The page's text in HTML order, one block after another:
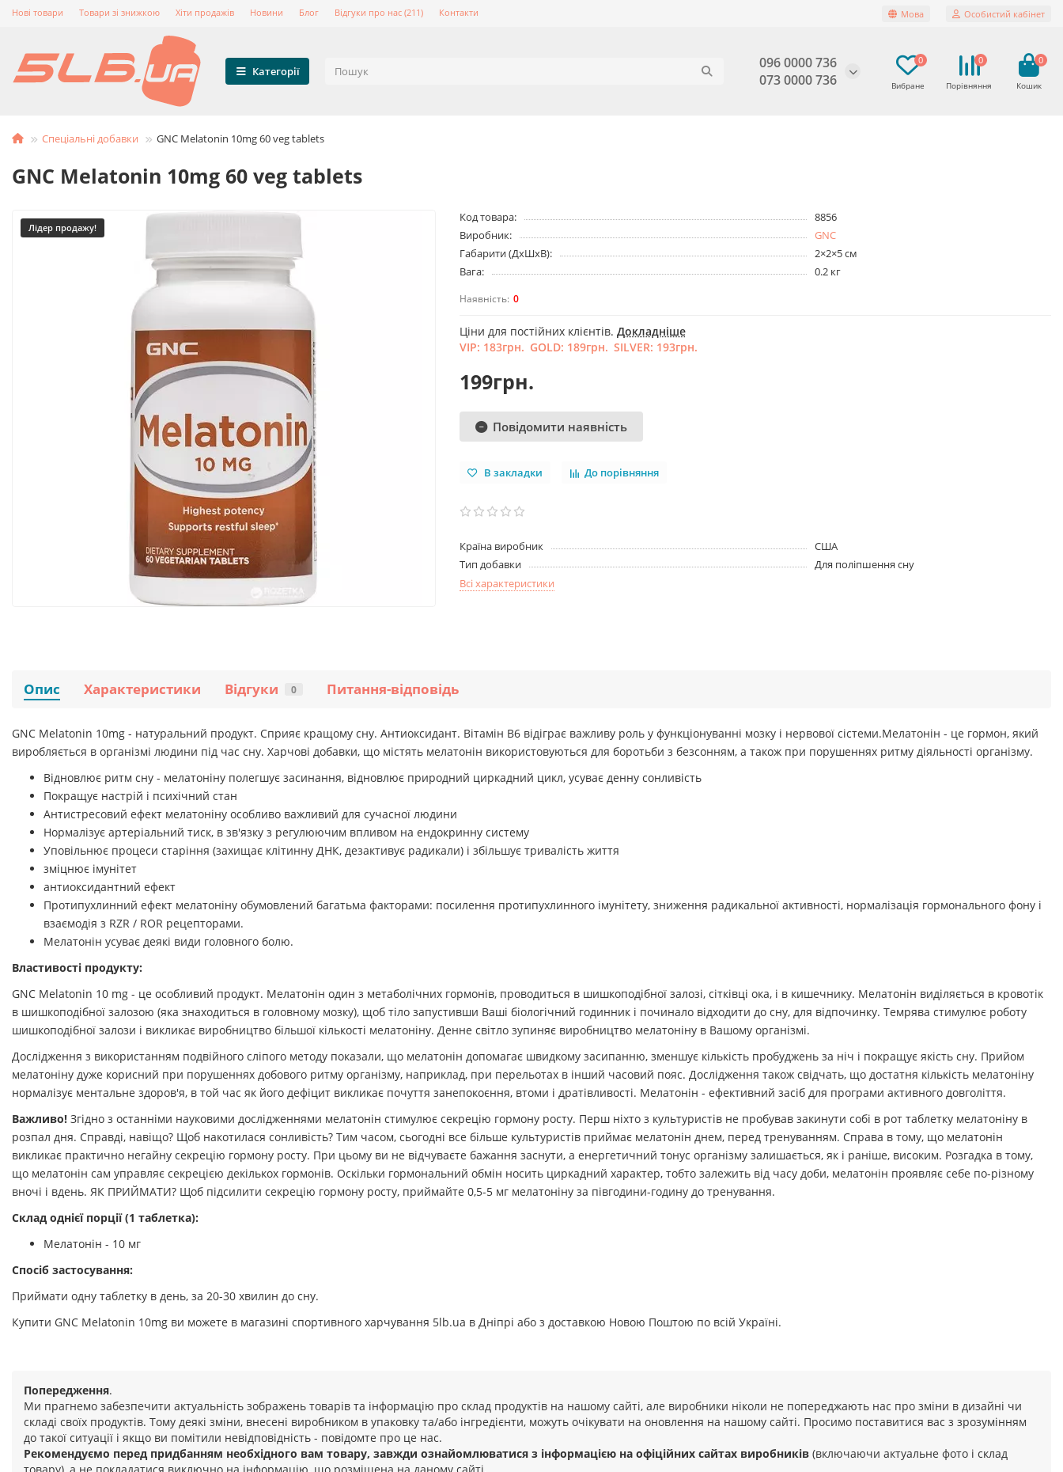
Нові товари Товари зі знижкою Хіти продажів Новини Блог Відгуки про нас (211) Контакти Мова Особистий кабінет
Категорії
096 0000 736
073 0000 736
0 0 0
Спеціальні добавки GNC Melatonin 10mg 60 veg tablets
GNC Melatonin 10mg 60 veg tablets
Лідер продажу!
Код товара:
8856
Виробник:
GNC
Габарити (ДхШхВ):
2×2×5 см
Вага:
0.2 кг
0
Ціни для постійних клієнтів. Докладніше
VIP: 183грн. GOLD: 189грн. SILVER: 193грн.
199грн.
Повідомити наявність
В закладки До порівняння
Країна виробник
США
Тип добавки
Для поліпшення сну
Всі характеристики
Опис Характеристики Відгуки 0 Питання-відповідь
GNC Melatonin 10mg - натуральний продукт. Сприяє кращому сну. Антиоксидант. Вітамін В6 відіграє важливу роль у функціонуванні мозку і нервової сістеми.Мелатонін - це гормон, який
виробляється в організмі людини під час сну. Харчові добавки, що містять мелатонін використовуються для боротьби з безсонням, а також при порушеннях ритму діяльності організму.
Відновлює ритм сну - мелатоніну полегшує засинання, відновлює природний циркадний цикл, усуває денну сонливість
Покращує настрій і психічний стан
Антистресовий ефект мелатоніну особливо важливий для сучасної людини
Нормалізує артеріальний тиск, в зв'язку з регулюючим впливом на ендокринну систему
Уповільнює процеси старіння (захищає клітинну ДНК, дезактивує радикали) і збільшує тривалість життя
зміцнює імунітет
антиоксидантний ефект
Протипухлинний ефект мелатоніну обумовлений багатьма факторами: посилення протипухлинного імунітету, зниження радикальної активності, нормалізація гормонального фону і
взаємодія з RZR / ROR рецепторами.
Мелатонін усуває деякі види головного болю.
Властивості продукту:
GNC Melatonin 10 mg - це особливий продукт. Мелатонін один з метаболічних гормонів, проводиться в шишкоподібної залозі, сітківці ока, і в кишечнику. Мелатонін виділяється в кровотік
в шишкоподібної залозою (яка знаходиться в головному мозку), щоб тіло запустивши Ваші біологічний годинник і починало відходити до сну, для відпочинку. Темрява стимулює роботу
шишкоподібної залози і викликає виробництво більшої кількості мелатоніну. Денне світло зупиняє виробництво мелатоніну в Вашому організмі.
Дослідження з використанням подвійного сліпого методу показали, що мелатонін допомагає швидкому засипанню, зменшує кількість пробуджень за ніч і покращує якість сну. Прийом
мелатоніну дуже корисний при порушеннях добового ритму організму, наприклад, при перельотах в інший часовий пояс. Дослідження також свідчать, що достатня кількість мелатоніну
нормалізує ментальне здоров'я, в той час як його дефіцит викликає почуття занепокоєння, втоми і дратівливості. Мелатонін - ефективний засіб для програми активного довголіття.
Важливо! Згідно з останніми науковими дослідженнями мелатонін стимулює секрецію гормону росту. Перш ніхто з культуристів не пробував закинути собі в рот таблетку мелатоніну в
розпал дня. Справді, навіщо? Щоб накотилася сонливість? Тим часом, сьогодні все більше культуристів приймає мелатонін днем, перед тренуванням. Справа в тому, що мелатонін
викликає практично негайну секрецію гормону росту. При цьому ви не відчуваєте бажання заснути, а енергетичний тонус організму залишається, як і раніше, високим. Розгадка в тому,
що мелатонін сам управляє секрецією декількох гормонів. Оскільки гормональний обмін носить циркадний характер, тобто залежить від часу доби, мелатонін проявляє себе по-різному
вночі і вдень. ЯК ПРИЙМАТИ? Щоб підсилити секрецію гормону росту, приймайте 0,5-5 мг мелатоніну за півгодини-годину до тренування.
Склад однієї порції (1 таблетка):
Мелатонін - 10 мг
Спосіб застосування:
Приймати одну таблетку в день, за 20-30 хвилин до сну.
Купити GNC Melatonin 10mg ви можете в магазині спортивного харчування 5lb.ua в Дніпрі або з доставкою Новою Поштою по всій Україні.
Попередження.
Ми прагнемо забезпечити актуальність зображень товарів та інформацію про склад продуктів на нашому сайті, але виробники ніколи не попереджають нас про зміни в дизайні чи
складі своїх продуктів. Тому деякі зміни, внесені виробником в упаковку та/або інгредієнти, можуть очікувати на оновлення на нашому сайті. Просимо поставитися вас з зрозумінням
до такої ситуації і якщо ви помітили невідповідність - повідомте про це нас.
Рекомендуємо перед придбанням необхідного вам товару, завжди ознайомлюватися з інформацією на офіційних сайтах виробників (включаючи актуальне фото і склад